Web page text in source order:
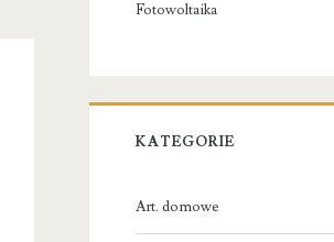
Fotowoltaika
KATEGORIE
Art. domowe